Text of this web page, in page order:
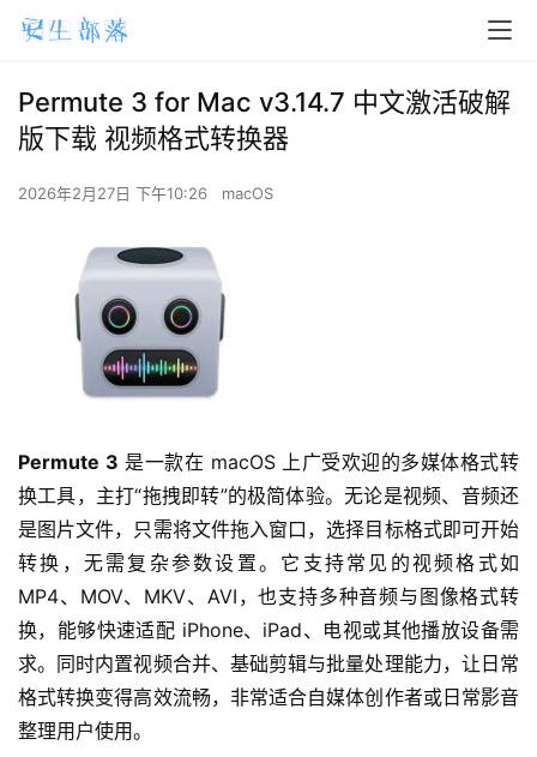
Permute 3 for Mac v3.14.7 中文激活破解
版下载 视频格式转换器
2026年2月27日 下午10:26 macOS
Permute 3 是一款在 macOS 上广受欢迎的多媒体格式转
换工具，主打“拖拽即转”的极简体验。无论是视频、音频还
是图片文件，只需将文件拖入窗口，选择目标格式即可开始
转换，无需复杂参数设置。它支持常见的视频格式如
MP4、MOV、MKV、AVI，也支持多种音频与图像格式转
换，能够快速适配 iPhone、iPad、电视或其他播放设备需
求。同时内置视频合并、基础剪辑与批量处理能力，让日常
格式转换变得高效流畅，非常适合自媒体创作者或日常影音
整理用户使用。